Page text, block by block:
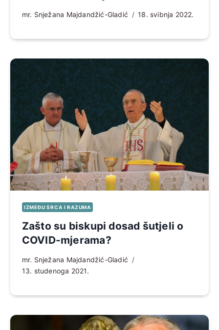
mr. Snježana Majdandžić-Gladić 18. svibnja 2022.
IZMEĐU SRCA I RAZUMA
Zašto su biskupi dosad šutjeli o
COVID-mjerama?
mr. Snježana Majdandžić-Gladić
13. studenoga 2021.